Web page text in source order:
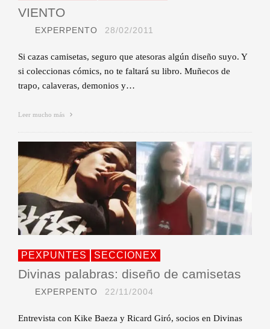
VIENTO
EXPERPENTO 28/02/2011
Si cazas camisetas, seguro que atesoras algún diseño suyo. Y
si coleccionas cómics, no te faltará su libro. Muñecos de
trapo, calaveras, demonios y…
Leer mucho más
PEXPUNTES SECCIONEX
Divinas palabras: diseño de camisetas
EXPERPENTO 22/11/2004
Entrevista con Kike Baeza y Ricard Giró, socios en Divinas